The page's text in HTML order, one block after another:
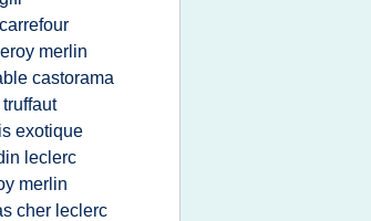
merlin
castorama
exotique
leclerc
merlin
cher leclerc